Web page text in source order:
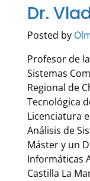
Dr.
Posted by
Profesor de
Sistemas
Regional de
Tecnológica
Licenciatura
Análisis de
Máster y un
Informáticas
Castilla La